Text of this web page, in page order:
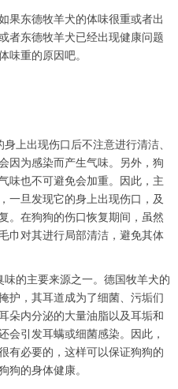
果东德牧羊犬的体味很重或者出
者东德牧羊犬已经出现健康问题
味重的原因吧。
上出现伤口后不注意进行清洁、
因为感染而产生气味。另外，狗
味也不可避免会加重。因此，主
一旦发现它的身上出现伤口，及
。在狗狗的伤口恢复期间，虽然
巾对其进行局部清洁，避免其体
的主要来源之一。德国牧羊犬的
护，其耳道成为了细菌、污垢们
朵内分泌的大量油脂以及耳垢和
会引发耳螨或细菌感染。因此，
有必要的，这样可以保证狗狗的
狗的身体健康。